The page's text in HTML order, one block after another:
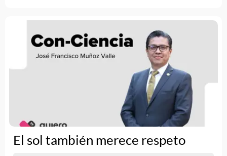
El sol también merece respeto